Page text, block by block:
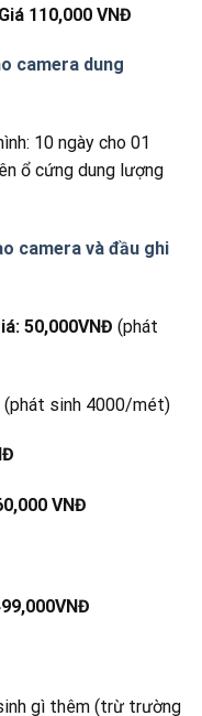
Giá 110,000 VNĐ
camera dung
10 ngày cho 01
ổ cứng dung lượng
camera và đầu ghi
50,000VNĐ (phát
(phát sinh 4000/mét)
VNĐ
gì thêm (trừ trường